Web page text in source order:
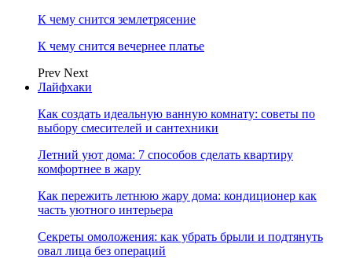
К чему снится землетрясение
К чему снится вечернее платье
Prev Next
Лайфхаки
Как создать идеальную ванную комнату: советы по
выбору смесителей и сантехники
Летний уют дома: 7 способов сделать квартиру
комфортнее в жару
Как пережить летнюю жару дома: кондиционер как
часть уютного интерьера
Секреты омоложения: как убрать брыли и подтянуть
овал лица без операций